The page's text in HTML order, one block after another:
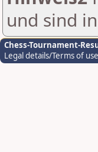
und sind
Chess-Tournament-
Legal details/Terms of use